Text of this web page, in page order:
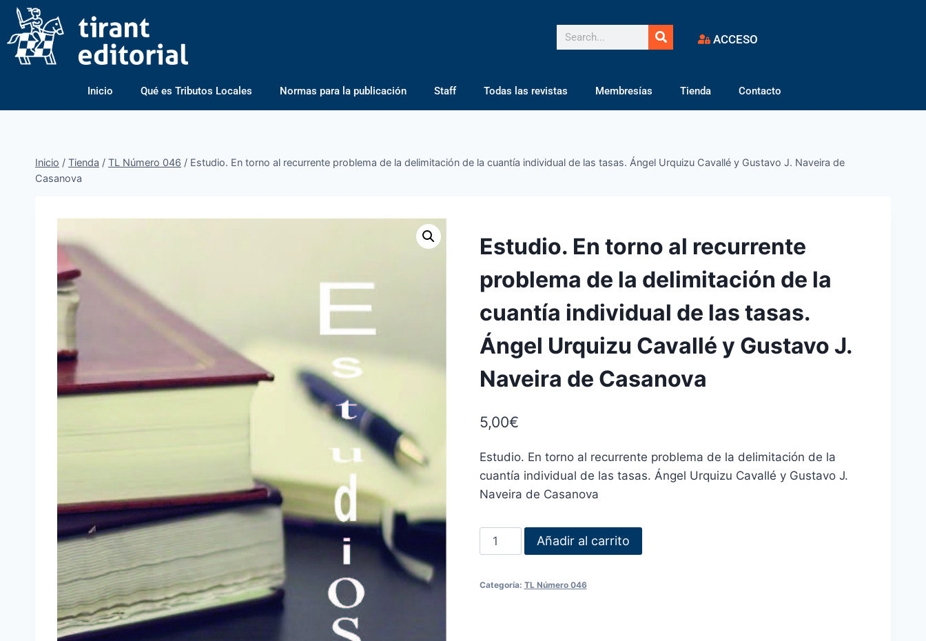
ACCESO
Inicio Qué es Tributos Locales Normas para la publicación Staff Todas las revistas Membresías Tienda Contacto
Inicio / Tienda / TL Número 046 / Estudio. En torno al recurrente problema de la delimitación de la cuantía individual de las tasas. Ángel Urquizu Cavallé y Gustavo J. Naveira de
Casanova
Estudio. En torno al recurrente
problema de la delimitación de la
cuantía individual de las tasas.
Ángel Urquizu Cavallé y Gustavo J.
Naveira de Casanova
5,00€
Estudio. En torno al recurrente problema de la delimitación de la
cuantía individual de las tasas. Ángel Urquizu Cavallé y Gustavo J.
Naveira de Casanova
Añadir al carrito
Categoría: TL Número 046